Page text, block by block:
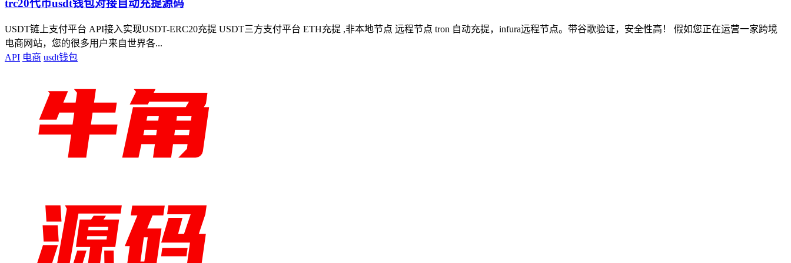
trc20代币usdt钱包对接自动充提源码
USDT链上支付平台 API接入实现USDT-ERC20充提 USDT三方支付平台 ETH充提 ,非本地节点 远程节点 tron 自动充提，infura远程节点。带谷歌验证，安全性高！ 假如您正在运营一家跨境
电商网站，您的很多用户来自世界各...
API 电商 usdt钱包